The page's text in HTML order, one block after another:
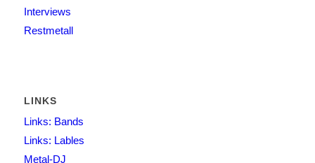
Interviews
Restmetall
LINKS
Links: Bands
Links: Lables
Metal-DJ